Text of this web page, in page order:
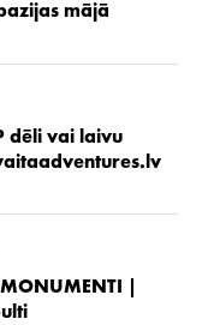
mājā
dēli vai laivu
|